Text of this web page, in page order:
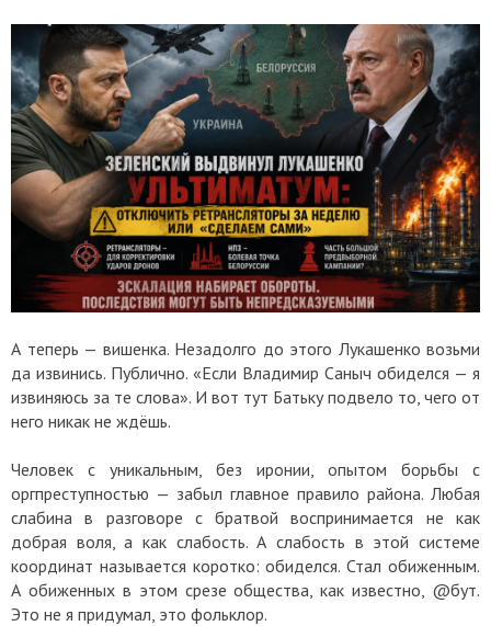
А теперь — вишенка. Незадолго до этого Лукашенко возьми
да извинись. Публично. «Если Владимир Саныч обиделся — я
извиняюсь за те слова». И вот тут Батьку подвело то, чего от
него никак не ждёшь.
Человек с уникальным, без иронии, опытом борьбы с
оргпреступностью — забыл главное правило района. Любая
слабина в разговоре с братвой воспринимается не как
добрая воля, а как слабость. А слабость в этой системе
координат называется коротко: обиделся. Стал обиженным.
А обиженных в этом срезе общества, как известно, @бут.
Это не я придумал, это фольклор.